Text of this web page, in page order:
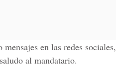
en las redes sociales,
al mandatario.